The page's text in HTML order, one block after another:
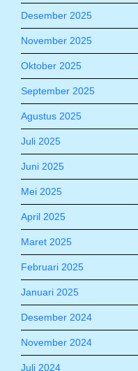
Desember 2025
November 2025
Oktober 2025
September 2025
Agustus 2025
Juli 2025
Juni 2025
Mei 2025
April 2025
Maret 2025
Februari 2025
Januari 2025
Desember 2024
November 2024
Juli 2024